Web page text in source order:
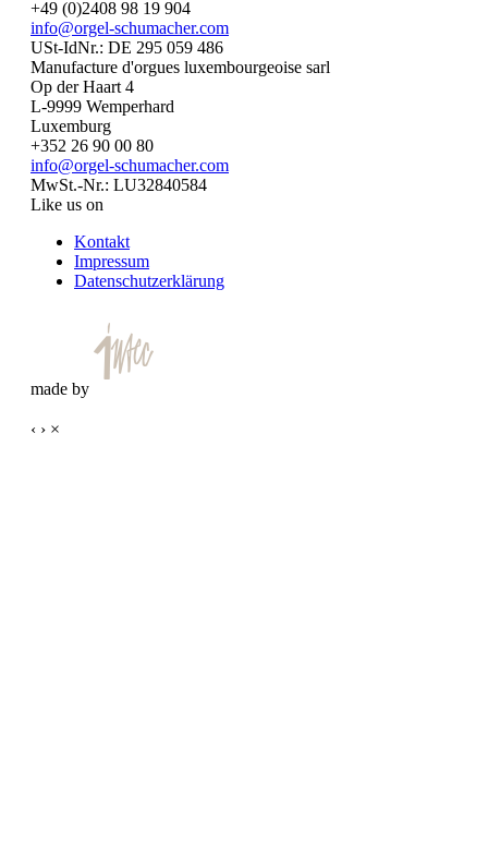
+49 (0)2408 98 19 904
info@orgel-schumacher.com
USt-IdNr.: DE 295 059 486
Manufacture d'orgues luxembourgeoise sarl
Op der Haart 4
L-9999 Wemperhard
Luxemburg
+352 26 90 00 80
info@orgel-schumacher.com
MwSt.-Nr.: LU32840584
Like us on
Kontakt
Impressum
Datenschutzerklärung
made by
‹ › ×